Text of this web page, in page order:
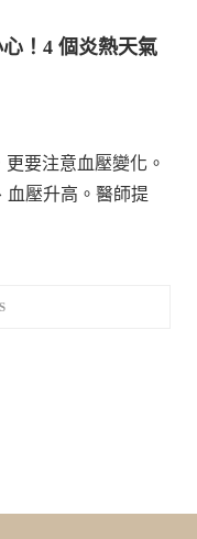
！4 個炎熱天氣
要注意血壓變化。
血壓升高。醫師提